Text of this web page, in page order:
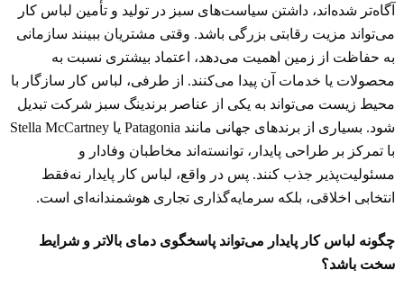
آگاه‌تر شده‌اند، داشتن سیاست‌های سبز در تولید و تأمین لباس کار
می‌تواند مزیت رقابتی بزرگی باشد. وقتی مشتریان ببینند سازمانی
به حفاظت از زمین اهمیت می‌دهد، اعتماد بیشتری نسبت به
محصولات یا خدمات آن پیدا می‌کنند. از طرفی، لباس کار سازگار با
محیط زیست می‌تواند به یکی از عناصر برندینگ سبز شرکت تبدیل
شود. بسیاری از برندهای جهانی مانند Patagonia یا Stella McCartney
با تمرکز بر طراحی پایدار، توانسته‌اند مخاطبان وفادار و
مسئولیت‌پذیر جذب کنند. پس در واقع، لباس کار پایدار نه‌فقط
انتخابی اخلاقی، بلکه سرمایه‌گذاری تجاری هوشمندانه‌ای است.
چگونه لباس کار پایدار می‌تواند پاسخگوی دمای بالاتر و شرایط
سخت باشد؟